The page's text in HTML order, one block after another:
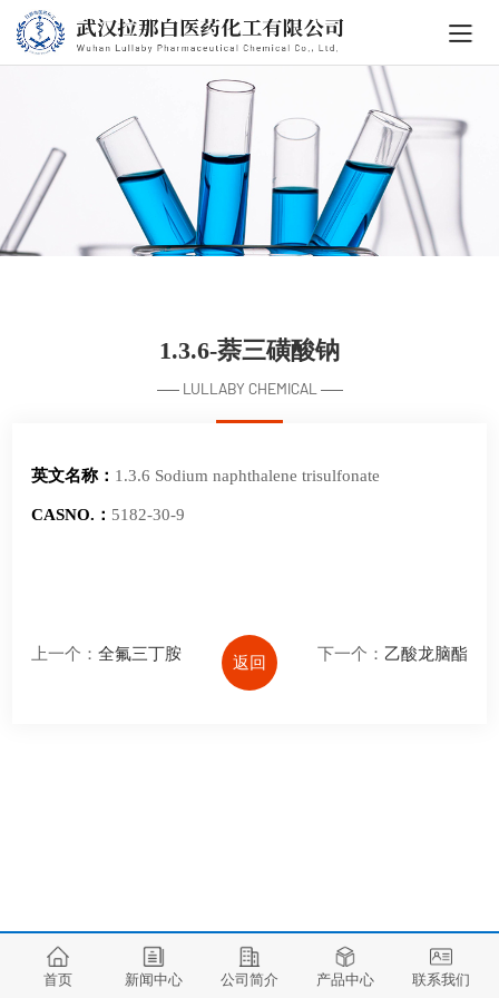
1.3.6-萘三磺酸钠
LULLABY CHEMICAL
英文名称： 1.3.6 Sodium naphthalene trisulfonate
CASNO.： 5182-30-9
上一个：全氟三丁胺 返回 下一个： 乙酸龙脑酯
首页 新闻中心 公司简介 产品中心 联系我们